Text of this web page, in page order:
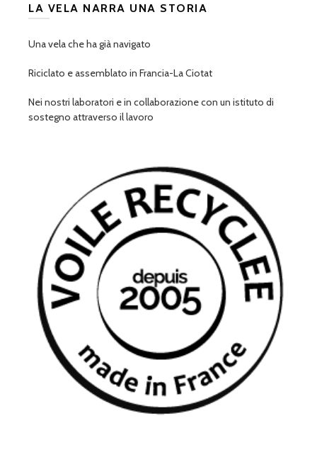
LA VELA NARRA UNA STORIA
Una vela che ha già navigato
Riciclato e assemblato in Francia-La Ciotat
Nei nostri laboratori e in collaborazione con un istituto di
sostegno attraverso il lavoro